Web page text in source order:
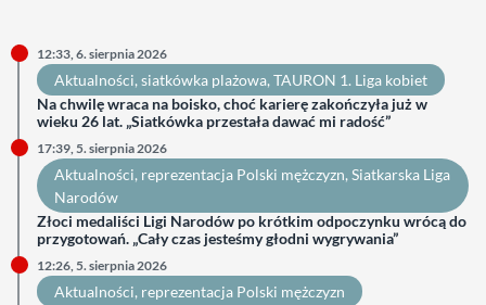
12:33, 6. sierpnia 2026
Aktualności, siatkówka plażowa, TAURON 1. Liga kobiet
Na chwilę wraca na boisko, choć karierę zakończyła już w
wieku 26 lat. „Siatkówka przestała dawać mi radość”
17:39, 5. sierpnia 2026
Aktualności, reprezentacja Polski mężczyzn, Siatkarska Liga
Narodów
Złoci medaliści Ligi Narodów po krótkim odpoczynku wrócą do
przygotowań. „Cały czas jesteśmy głodni wygrywania”
12:26, 5. sierpnia 2026
Aktualności, reprezentacja Polski mężczyzn